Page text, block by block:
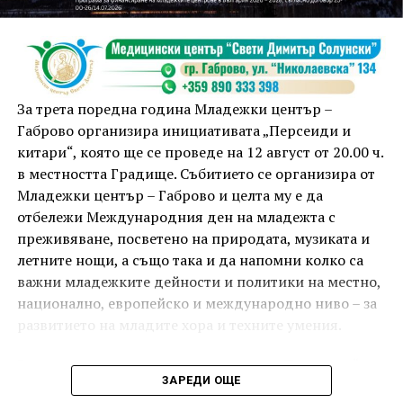
от FitLab ще се погрижи за добрия тонус с групова
тренировка от 19.00 ч., а след това ще има мозъчна
атака с куиз вечер за обща култура. Вечерта ще
приключи с прожекция на новия български
комедиен филм „Брънч за начинаещи“ – в парка,
под звездното дряновско небе.
За трета поредна година Младежки център –
Габрово организира инициативата „Персеиди и
китари“, която ще се проведе на 12 август от 20.00 ч.
в местността Градище. Събитието се организира от
Младежки център – Габрово и целта му е да
отбележи Международния ден на младежта с
преживяване, посветено на природата, музиката и
летните нощи, а също така и да напомни колко са
важни младежките дейности и политики на местно,
национално, европейско и международно ниво – за
Вечерта е в пика на метеорния поток „Персеиди“ –
едно от най-красивите и очаквани астрономически
ЗАРЕДИ ОЩЕ